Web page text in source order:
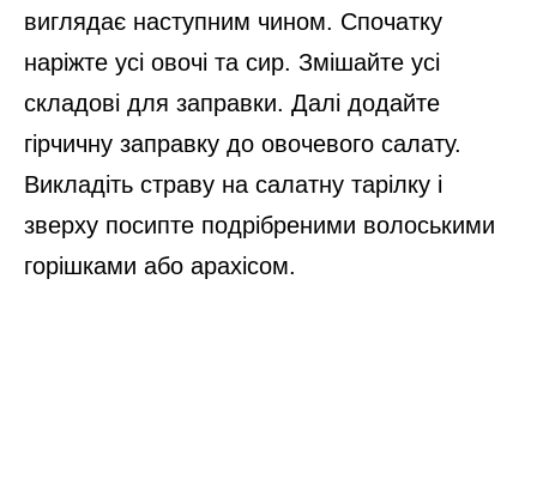
виглядає наступним чином. Спочатку
наріжте усі овочі та сир. Змішайте усі
складові для заправки. Далі додайте
гірчичну заправку до овочевого салату.
Викладіть страву на салатну тарілку і
зверху посипте подрібреними волоськими
горішками або арахісом.